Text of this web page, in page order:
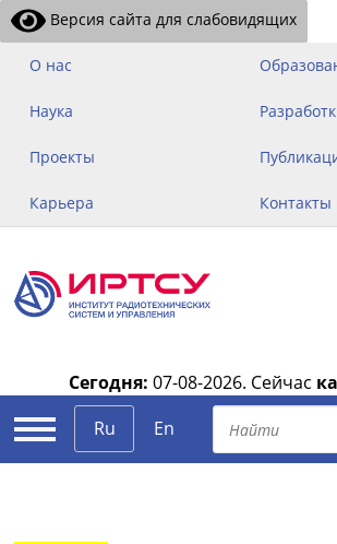
Версия сайта для слабовидящих
О нас
Наука
Проекты
Карьера Контакты
Сегодня: 07-08-2026. Сейчас
Ru
En